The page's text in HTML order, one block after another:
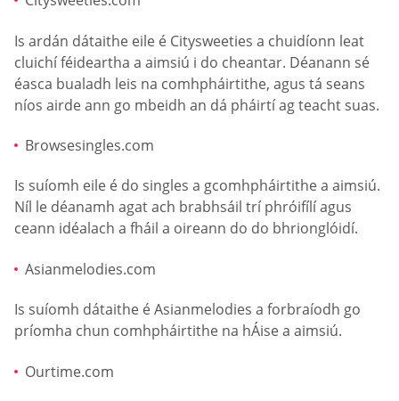
Is ardán dátaithe eile é Citysweeties a chuidíonn leat
cluichí féideartha a aimsiú i do cheantar. Déanann sé
éasca bualadh leis na comhpháirtithe, agus tá seans
níos airde ann go mbeidh an dá pháirtí ag teacht suas.
Browsesingles.com
Is suíomh eile é do singles a gcomhpháirtithe a aimsiú.
Níl le déanamh agat ach brabhsáil trí phróifílí agus
ceann idéalach a fháil a oireann do do bhrionglóidí.
Asianmelodies.com
Is suíomh dátaithe é Asianmelodies a forbraíodh go
príomha chun comhpháirtithe na hÁise a aimsiú.
Ourtime.com